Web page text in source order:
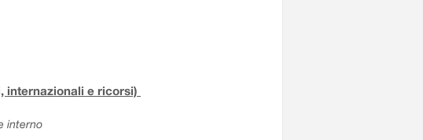
internazionali e ricorsi)
interno